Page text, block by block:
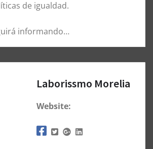
de igualdad.
informando…
Laborissmo Morelia
Website: